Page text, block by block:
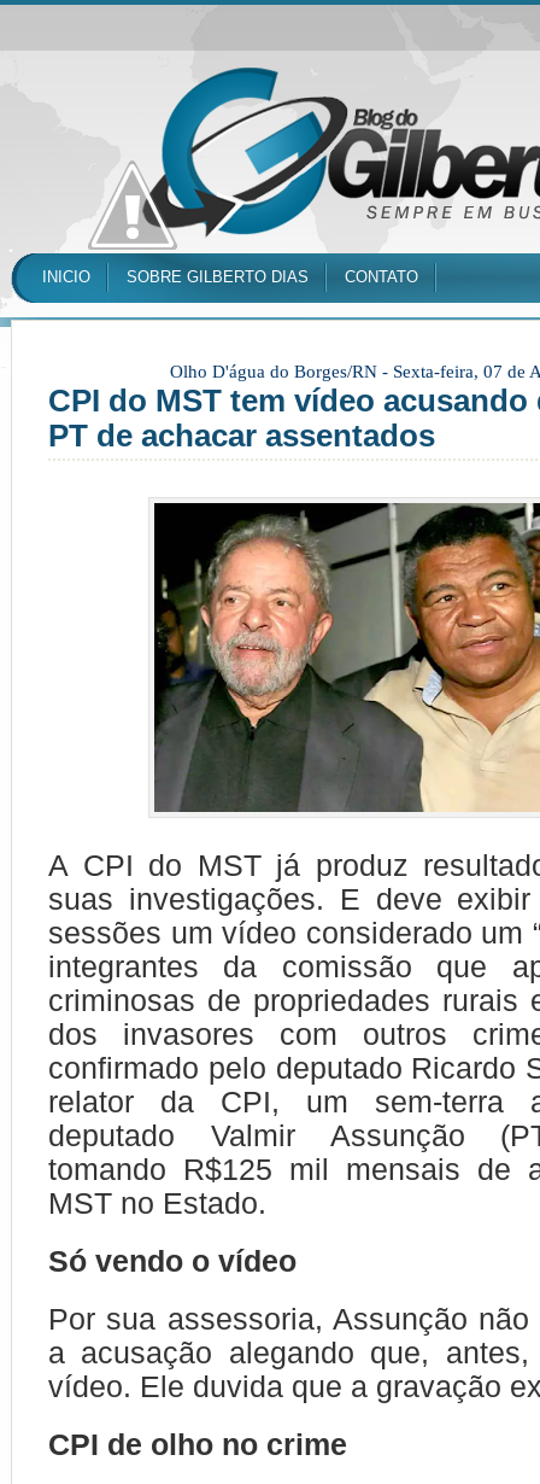
INICIO SOBRE GILBERTO DIAS CONTATO
Olho D'água do Borges/RN - Sexta-feira, 07 de
CPI do MST tem vídeo
PT de achacar assentados
A CPI do MST já produz
suas investigações. E deve
sessões um vídeo considerado um
integrantes da comissão que
criminosas de propriedades rurais
dos invasores com outros
confirmado pelo deputado Ricardo
relator da CPI, um sem-terra
deputado Valmir Assunção
tomando R$125 mil mensais de
MST no Estado.
Só vendo o vídeo
Por sua assessoria, Assunção
a acusação alegando que,
vídeo. Ele duvida que a gravação
CPI de olho no crime